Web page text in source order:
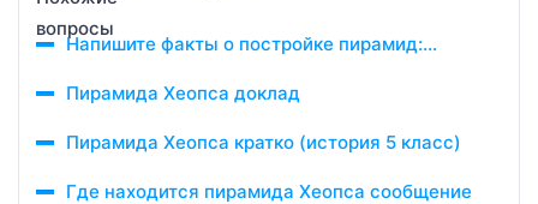
Напишите факты о постройке пирамид:…
Пирамида Хеопса доклад
Пирамида Хеопса кратко (история 5 класс)
Где находится пирамида Хеопса сообщение